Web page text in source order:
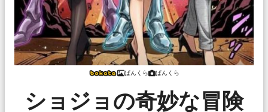
ぱんくら ぱんくら
ショジョの奇妙な冒険